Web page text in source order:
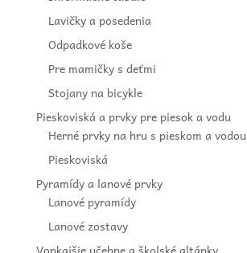
Lavičky a posedenia
Odpadkové koše
Pre mamičky s deťmi
Stojany na bicykle
Pieskoviská a prvky pre piesok a vodu
Herné prvky na hru s pieskom a vodou
Pieskoviská
Pyramídy a lanové prvky
Lanové pyramídy
Lanové zostavy